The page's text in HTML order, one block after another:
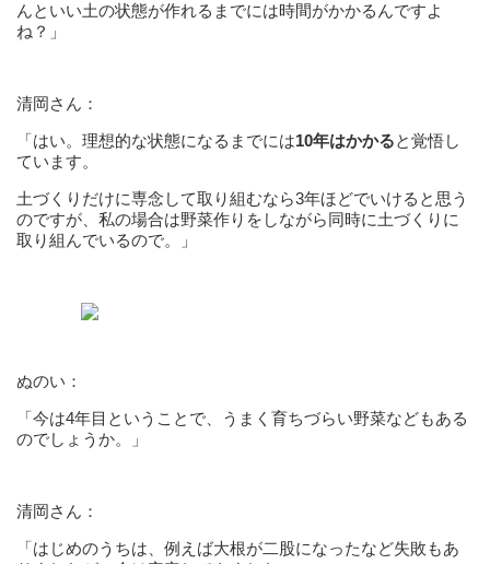
んといい土の状態が作れるまでには時間がかかるんですよ
ね？」
清岡さん：
「はい。理想的な状態になるまでには10年はかかると覚悟し
ています。
土づくりだけに専念して取り組むなら3年ほどでいけると思う
のですが、私の場合は野菜作りをしながら同時に土づくりに
取り組んでいるので。」
ぬのい：
「今は4年目ということで、うまく育ちづらい野菜などもある
のでしょうか。」
清岡さん：
「はじめのうちは、例えば大根が二股になったなど失敗もあ